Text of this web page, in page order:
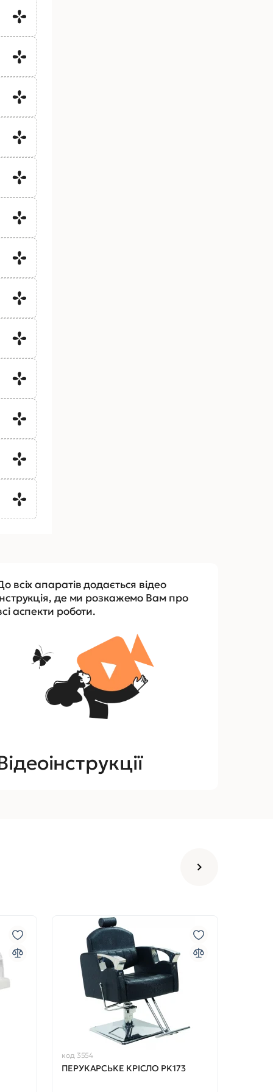
всіх апаратів додається відео
де ми розкажемо Вам про
аспекти роботи.
код 3554
ПЕРУКАРСЬКЕ КРІСЛО PK173